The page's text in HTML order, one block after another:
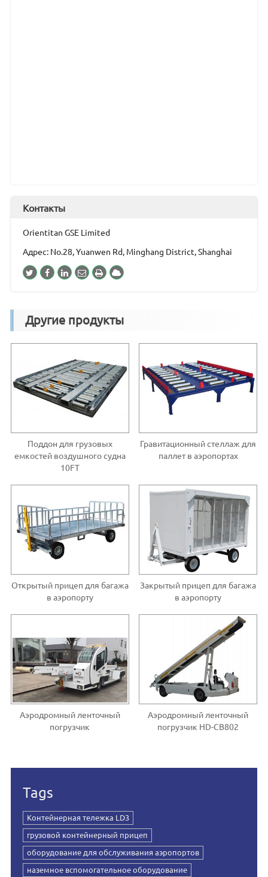
Контакты
Orientitan GSE Limited
Адрес: No.28, Yuanwen Rd, Minghang District, Shanghai
Другие продукты
Поддон для грузовых
емкостей воздушного судна
10FT
Гравитационный стеллаж для
паллет в аэропортах
Открытый прицеп для багажа
в аэропорту
Закрытый прицеп для багажа
в аэропорту
Аэродромный ленточный
погрузчик
Аэродромный ленточный
погрузчик HD-CB802
Tags
Контейнерная тележка LD3
грузовой контейнерный прицеп
оборудование для обслуживания аэропортов
наземное вспомогательное оборудование